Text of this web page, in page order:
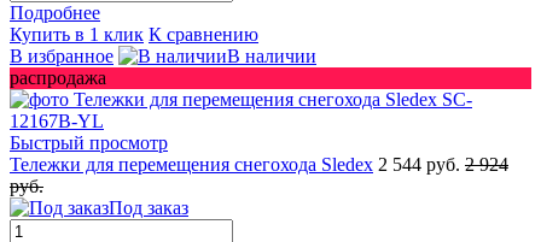
Подробнее
Купить в 1 клик К сравнению
В избранное
В наличии
распродажа
Быстрый просмотр
Тележки для перемещения снегохода Sledex 2 544 руб. 2 924
руб.
Под заказ